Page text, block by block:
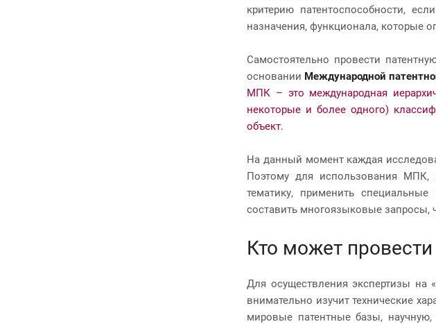
критерию патентоспособности,
назначения, функционала, которые
Самостоятельно провести
основании Международной
МПК – это международная
некоторые и более одного)
объект.
На данный момент каждая
Поэтому для использования МПК,
тематику, применить
составить многоязыковые запросы,
Кто может
Для осуществления экспертизы на
внимательно изучит технические
мировые патентные базы,